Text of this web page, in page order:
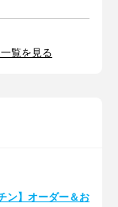
覧を見る
ン】オーダー＆お